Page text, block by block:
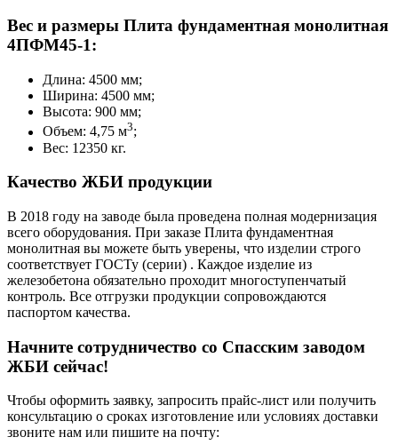
Вес и размеры Плита фундаментная монолитная
4ПФМ45-1:
Длина: 4500 мм;
Ширина: 4500 мм;
Высота: 900 мм;
Объем: 4,75 м3;
Вес: 12350 кг.
Качество ЖБИ продукции
В 2018 году на заводе была проведена полная модернизация
всего оборудования. При заказе Плита фундаментная
монолитная вы можете быть уверены, что изделии строго
соответствует ГОСТу (серии) . Каждое изделие из
железобетона обязательно проходит многоступенчатый
контроль. Все отгрузки продукции сопровождаются
паспортом качества.
Начните сотрудничество со Cпасским заводом
ЖБИ сейчас!
Чтобы оформить заявку, запросить прайс-лист или получить
консультацию о сроках изготовление или условиях доставки
звоните нам или пишите на почту: